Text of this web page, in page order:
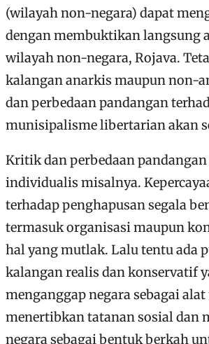
(wilayah non-negara) dapat
dengan membuktikan langsung
wilayah non-negara, Rojava.
kalangan anarkis maupun non-
dan perbedaan pandangan
munisipalisme libertarian akan
Kritik dan perbedaan
individualis misalnya.
terhadap penghapusan segala
termasuk organisasi maupun
hal yang mutlak. Lalu tentu ada
kalangan realis dan konservatif
menganggap negara sebagai
menertibkan tatanan sosial dan
negara sebagai bentuk berkah